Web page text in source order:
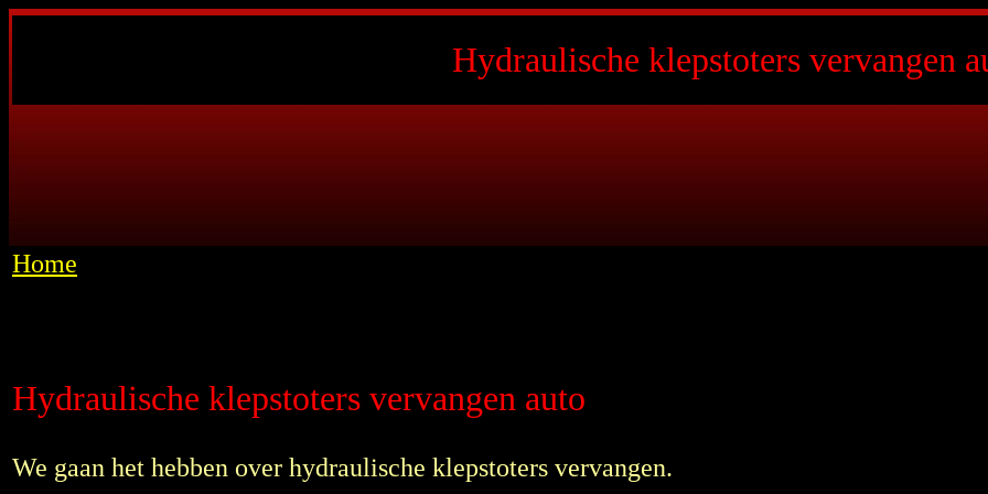
Hydraulische klepstoters vervangen
Home
Hydraulische klepstoters vervangen auto
We gaan het hebben over hydraulische klepstoters vervangen.